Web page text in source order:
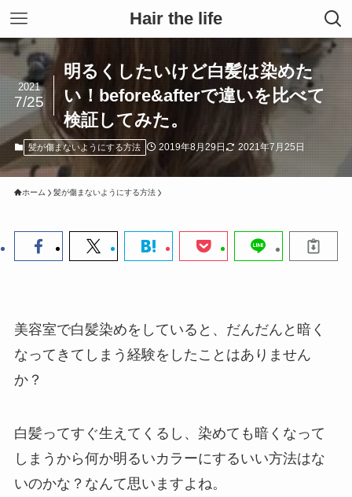
Hair the life
明るくしたいけど白髪は染めた
い！before&afterで違いを比べて
検証してみた。
2021
7/25
髪が傷まないようにする方法 2019年8月29日 2021年7月25日
ホーム 髪が傷まないようにする方法
美容室で白髪染めをしていると、だんだんと暗く
なってきてしまう経験をしたことはありません
か？
白髪ってすぐ生えてくるし、染めても暗くなって
しまうから何か明るいカラーにするいい方法はな
いのかな？なんて思いますよね。